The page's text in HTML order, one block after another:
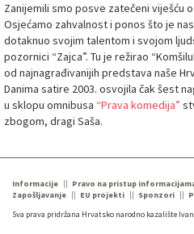
Zanijemili smo posve zatečeni viješću
Osjećamo zahvalnost i ponos što je
dotaknuo svojim talentom i svojom
pozornici “Zajca”. Tu je režirao
od najnagrađivanijih predstava naše
Danima satire 2003. osvojila čak šest
u sklopu omnibusa “Prava komedija”
zbogom, dragi Saša.
Informacije Pravo na pristup
Zapošljavanje
EU projekti Sponzori
Sva prava pridržana Hrvatsko narodno kazalište